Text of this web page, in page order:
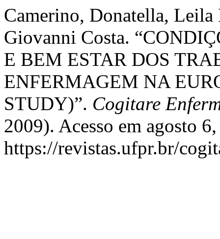
Camerino, Donatella, Leila
Giovanni Costa.
E BEM ESTAR DOS
ENFERMAGEM NA
STUDY)”. Cogitare
2009). Acesso em agosto
https://revistas.ufpr.br/